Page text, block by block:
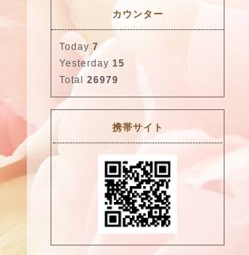
カウンター
Today 7
Yesterday 15
Total 26979
携帯サイト